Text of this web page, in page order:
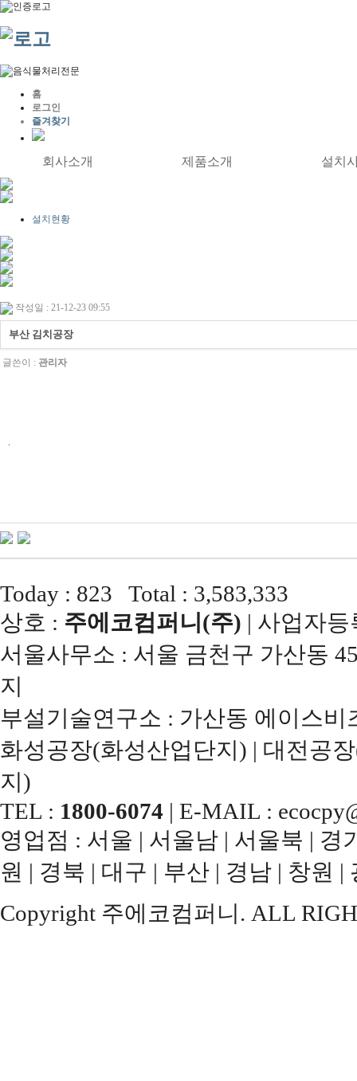
홈
로그인
즐겨찾기
회사소개 제품소개 설치
설치현황
작성일 : 21-12-23 09:55
부산 김치공장
글쓴이 : 관리자
.
Today : 823 Total : 3,583,333
상호 : 주에코컴퍼니(주) | 사업자등
서울사무소 : 서울 금천구 가산동
지
부설기술연구소 : 가산동 에이스비
화성공장(화성산업단지) | 대전공
지)
TEL : 1800-6074 | E-MAIL :
영업점 : 서울 | 서울남 | 서울북 | 경
원 | 경북 | 대구 | 부산 | 경남 | 창원 |
Copyright 주에코컴퍼니. ALL